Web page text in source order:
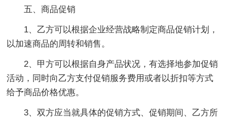
五、商品促销
1、乙方可以根据企业经营战略制定商品促销计划，
以加速商品的周转和销售。
2、甲方可以根据自身产品状况，有选择地参加促销
活动，同时向乙方支付促销服务费用或者以折扣等方式
给予商品价格优惠。
3、双方应当就具体的促销方式、促销期间、乙方所